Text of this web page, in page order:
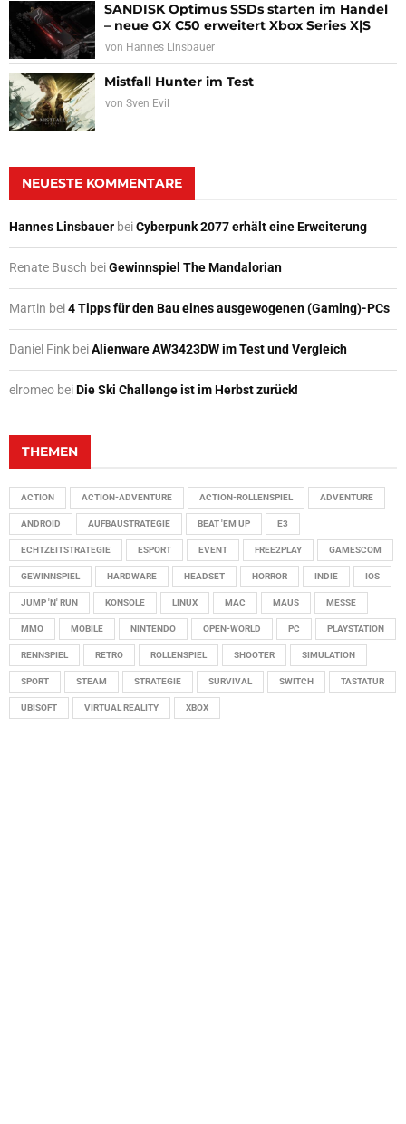
SANDISK Optimus SSDs starten im Handel
– neue GX C50 erweitert Xbox Series X|S
von Hannes Linsbauer
Mistfall Hunter im Test
von Sven Evil
NEUESTE KOMMENTARE
Hannes Linsbauer beiCyberpunk 2077 erhält eine Erweiterung
Renate Busch beiGewinnspiel The Mandalorian
Martin bei4 Tipps für den Bau eines ausgewogenen (Gaming)-PCs
Daniel Fink beiAlienware AW3423DW im Test und Vergleich
elromeo beiDie Ski Challenge ist im Herbst zurück!
THEMEN
ACTION ACTION-ADVENTURE ACTION-ROLLENSPIEL ADVENTURE
ANDROID AUFBAUSTRATEGIE BEAT 'EM UP E3
ECHTZEITSTRATEGIE ESPORT EVENT FREE2PLAY GAMESCOM
GEWINNSPIEL HARDWARE HEADSET HORROR INDIE IOS
JUMP 'N' RUN KONSOLE LINUX MAC MAUS MESSE
MMO MOBILE NINTENDO OPEN-WORLD PC PLAYSTATION
RENNSPIEL RETRO ROLLENSPIEL SHOOTER SIMULATION
SPORT STEAM STRATEGIE SURVIVAL SWITCH TASTATUR
UBISOFT VIRTUAL REALITY XBOX